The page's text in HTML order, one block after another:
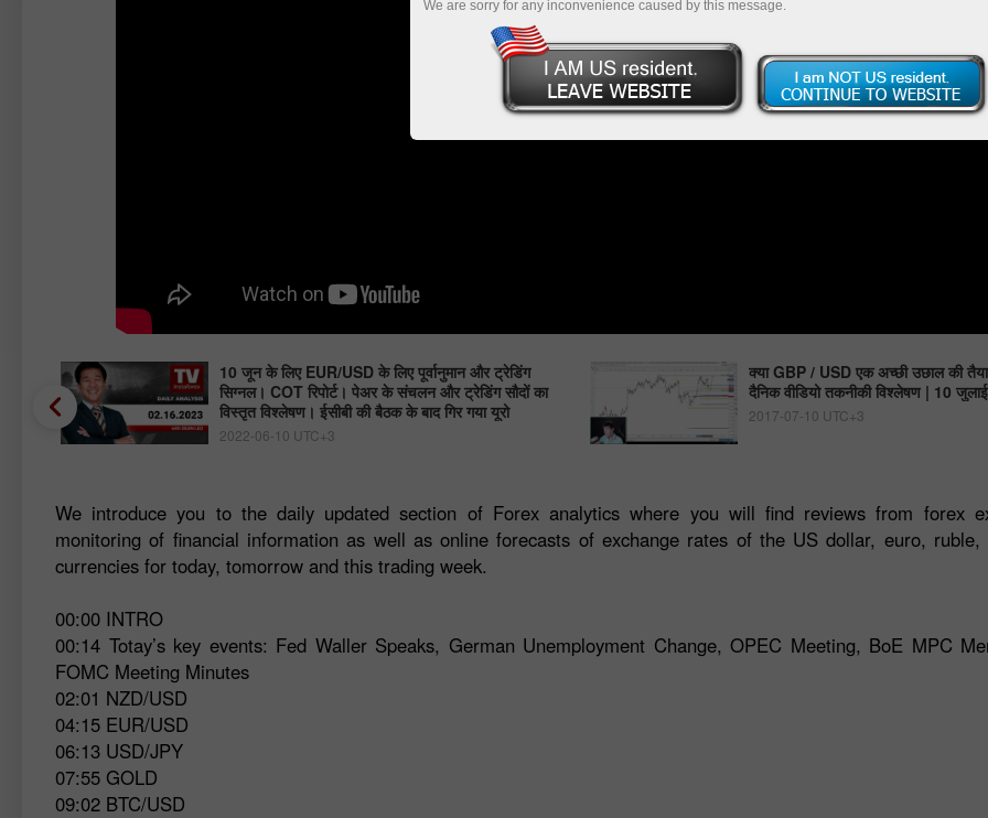
10 जून के लिए EUR/USD के लिए पूर्वानुमान और ट्रेडिंग
सिग्नल। COT रिपोर्ट। पेअर के संचलन और ट्रेडिंग सौदों का
विस्तृत विश्लेषण। ईसीबी की बैठक के बाद गिर गया यूरो
2022-06-10 UTC+3
क्या GBP / USD एक अच्छी उछाल की
दैनिक वीडियो तकनीकी विश्लेषण | 10
2017-07-10 UTC+3
We introduce you to the daily updated section of Forex analytics where you will find reviews from forex
monitoring of financial information as well as online forecasts of exchange rates of the US dollar, euro,
currencies for today, tomorrow and this trading week.
00:00 INTRO
00:14 Totay’s key events: Fed Waller Speaks, German Unemployment Change, OPEC Meeting, BoE MPC
FOMC Meeting Minutes
02:01 NZD/USD
04:15 EUR/USD
06:13 USD/JPY
07:55 GOLD
09:02 BTC/USD
We are sorry for any inconvenience caused by this message.